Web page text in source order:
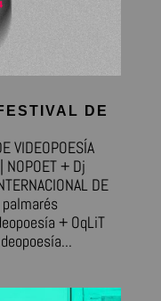
DE
VIDEOPOESÍA
NOPOET + Dj
DE
palmarés
+ OqLiT